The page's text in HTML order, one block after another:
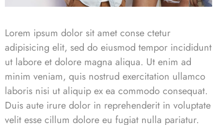
Lorem ipsum dolor sit amet conse ctetur
adipisicing elit, sed do eiusmod tempor incididunt
ut labore et dolore magna aliqua. Ut enim ad
minim veniam, quis nostrud exercitation ullamco
laboris nisi ut aliquip ex ea commodo consequat.
Duis aute irure dolor in reprehenderit in voluptate
velit esse cillum dolore eu fugiat nulla pariatur.